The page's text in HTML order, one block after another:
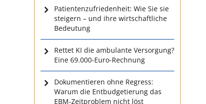
Patientenzufriedenheit: Wie Sie sie
steigern – und ihre wirtschaftliche
Bedeutung
Rettet KI die ambulante Versorgung?
Eine 69.000-Euro-Rechnung
Dokumentieren ohne Regress:
Warum die Entbudgetierung das
EBM-Zeitproblem nicht löst